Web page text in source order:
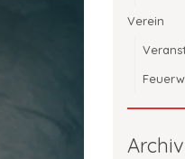
Verein
Archiv